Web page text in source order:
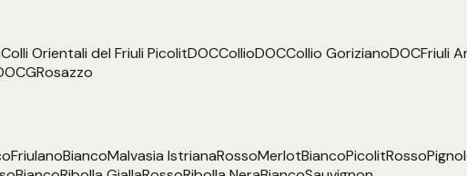
Colli Orientali del Friuli PicolitDOCCollioDOCCollio GorizianoDOCFriuli
Rosazzo
FriulanoBiancoMalvasia IstrianaRossoMerlotBiancoPicolitRosso